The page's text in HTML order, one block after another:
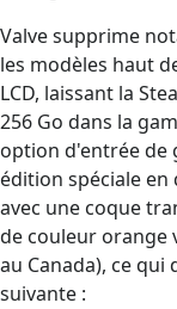
Valve supprime
les modèles haut
LCD, laissant la
256 Go dans la
option d'entrée de
édition spéciale
avec une coque
de couleur orange
au Canada), ce
suivante :